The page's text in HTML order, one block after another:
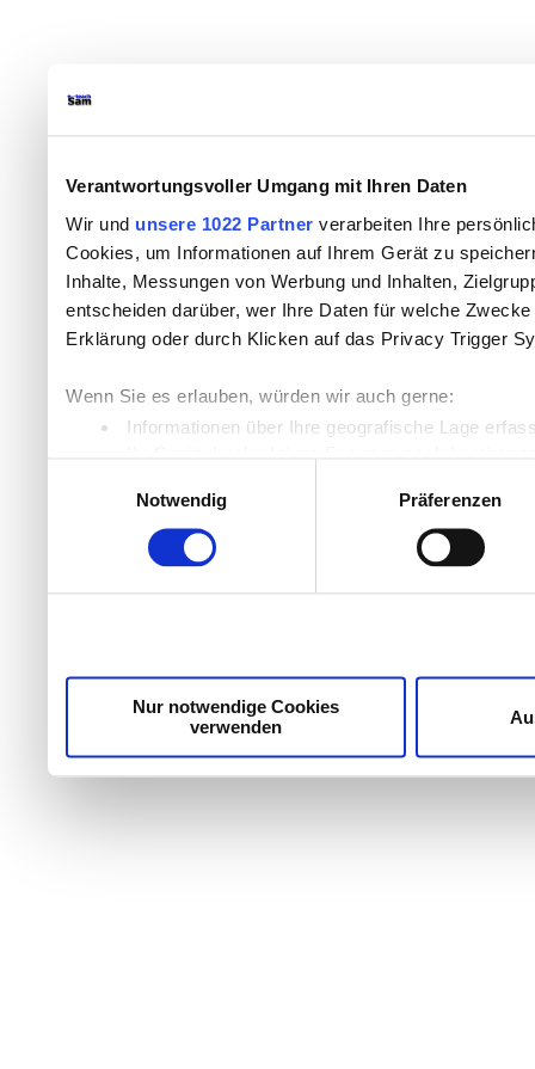
Verantwortungsvoller Umgang mit Ihren Daten
Wir und unsere 1022 Partner verarbeiten Ihre
Cookies, um Informationen auf Ihrem Gerät zu
Inhalte, Messungen von Werbung und Inhalten,
entscheiden darüber, wer Ihre Daten für welche
Erklärung oder durch Klicken auf das Privacy Trigger
Wenn Sie es erlauben, würden wir auch gerne:
Informationen über Ihre geografische Lage
Ihr Gerät durch aktives Scannen nach
Wir verwenden Cookies, um Inhalte und Anzeigen zu
die Zugriffe auf unsere Website zu analysieren.
Dienste gesammelt haben.
Notwendig
Präferenzen
Nur notwendige Cookies
verwenden